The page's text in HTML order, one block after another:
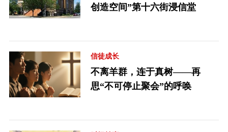
创造空间”第十六街浸信堂
信徒成长
不离羊群，连于真树——再
思“不可停止聚会”的呼唤